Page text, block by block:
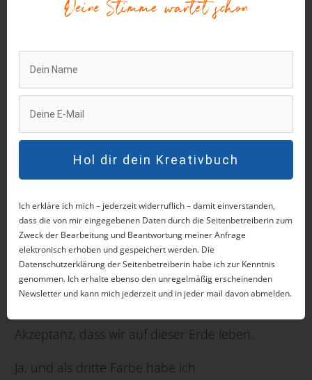
wie vor am meisten tabuisierten Themen dieser
Also habe ich mich an die Arbeit gemacht.
Als zweite Farbe habe ich verschiedene
Brauntönegewählt. Braun erdet. Die wenigsten
Menschen sind wirklich geerdet. Und jede Art
von Unerdung bringt eine Form von
an Geld denken, dann wollen wir es nicht nur
generieren, sondern es auch erden. Wir möchten
also dafür sorgen, dass es nicht gleich wieder
wegfließt, sondern bleibt und sich vermehrt.
Akzeptanz, dass wir auf dieser Erde leben.
Ja, und als dritte Farbe habe ich
Deine Stimme wartet schon
Hol dir dein Kreativbuch
Ich erkläre ich mich – jederzeit widerruflich – damit einverstanden,
dass die von mir eingegebenen Daten durch die Seitenbetreiberin zum
Zweck der Bearbeitung und Beantwortung meiner Anfrage
elektronisch erhoben und gespeichert werden. Die
Datenschutzerklärung der Seitenbetreiberin habe ich zur Kenntnis
genommen. Ich erhalte ebenso den unregelmäßig erscheinenden
Newsletter und kann mich jederzeit und in jeder mail davon abmelden.